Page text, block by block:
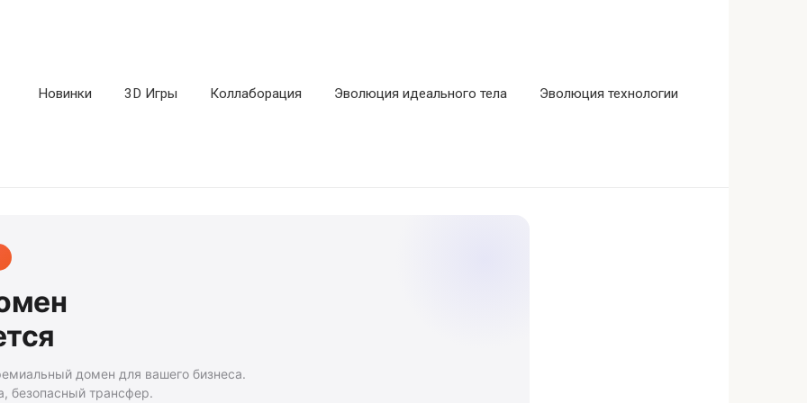
Новинки 3D Игры Коллаборация Эволюция идеального тела Эволюция технологии
домен для вашего бизнеса.
безопасный трансфер.